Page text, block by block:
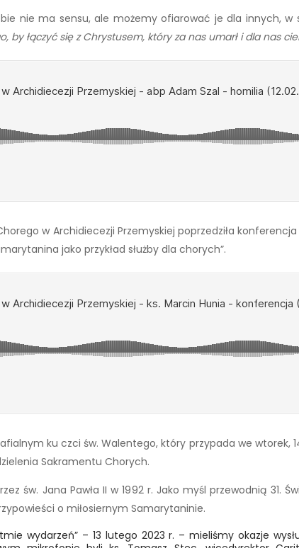
nie ma sensu, ale możemy ofiarować je dla innych,
łączyć się z Chrystusem, który za nas umarł i dla nas
w Archidiecezji Przemyskiej poprzedziła
jako przykład służby dla chorych”.
ku czci św. Walentego, który przypada we wtorek,
Sakramentu Chorych.
św. Jana Pawła II w 1992 r. Jako myśl przewodnią 31.
o miłosiernym Samarytaninie.
wydarzeń” – 13 lutego 2023 r. – mieliśmy okazje